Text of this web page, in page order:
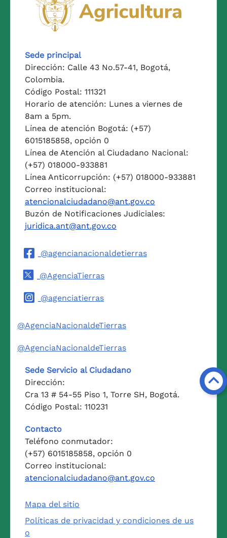
Sede principal
Dirección: Calle 43 No.57-41, Bogotá,
Colombia.
Código Postal: 111321
Horario de atención: Lunes a viernes de
8am a 5pm.
Línea de atención Bogotá: (+57)
6015185858, opción 0
Línea de Atención al Ciudadano Nacional:
(+57) 018000-933881
Línea Anticorrupción: (+57) 018000-933881
Correo institucional:
atencionalciudadano@ant.gov.co
Buzón de Notificaciones Judiciales:
juridica.ant@ant.gov.co
@agencianacionaldetierras
@AgenciaTierras
@agenciatierras
@AgenciaNacionaldeTierras
@AgenciaNacionaldeTierras
Sede Servicio al Ciudadano
Dirección:
Cra 13 # 54-55 Piso 1, Torre SH, Bogotá.
Código Postal: 110231
Contacto
Teléfono conmutador:
(+57) 6015185858, opción 0
Correo institucional:
atencionalciudadano@ant.gov.co
Mapa del sitio
Políticas de privacidad y condiciones de us
o